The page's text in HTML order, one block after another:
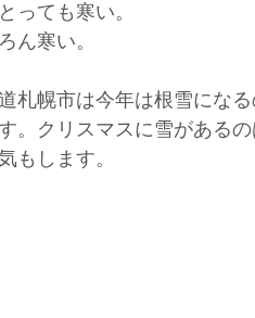
っても寒い。
ん寒い。
札幌市は今年は根雪にな
。クリスマスに雪がある
もします。